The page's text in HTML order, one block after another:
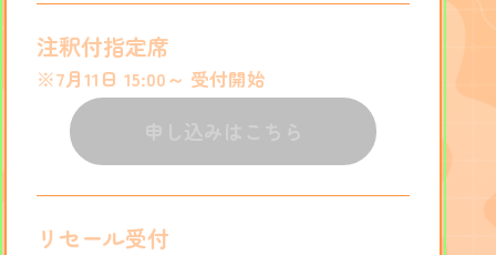
注釈付指定席
※7月11日 15:00～ 受付開始
リセール受付